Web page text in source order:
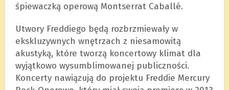
śpiewaczką operową Montserrat Caballé.
Utwory Freddiego będą rozbrzmiewały w
ekskluzywnych wnętrzach z niesamowitą
akustyką, które tworzą koncertowy klimat dla
wyjątkowo wysumblimowanej publiczności.
Koncerty nawiązują do projektu Freddie Mercury